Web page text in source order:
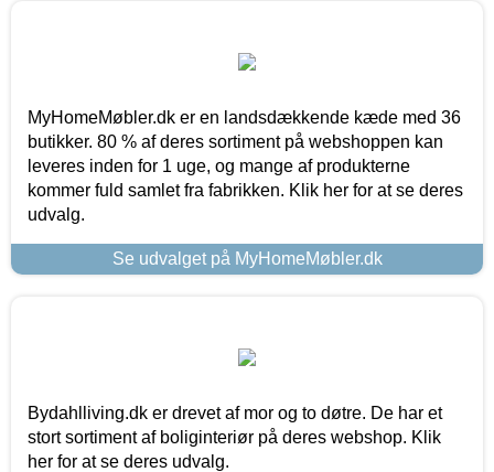
MyHomeMøbler.dk er en landsdækkende kæde med 36
butikker. 80 % af deres sortiment på webshoppen kan
leveres inden for 1 uge, og mange af produkterne
kommer fuld samlet fra fabrikken. Klik her for at se deres
udvalg.
Se udvalget på MyHomeMøbler.dk
Bydahlliving.dk er drevet af mor og to døtre. De har et
stort sortiment af boliginteriør på deres webshop. Klik
her for at se deres udvalg.